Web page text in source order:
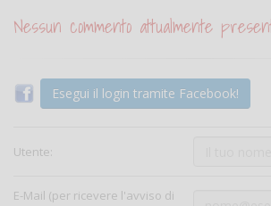
Nessun commento attualmente
Esegui il login tramite Facebook!
Utente:
E-Mail (per ricevere l'avviso di